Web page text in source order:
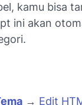
kamu bisa
ini akan
→ Edit